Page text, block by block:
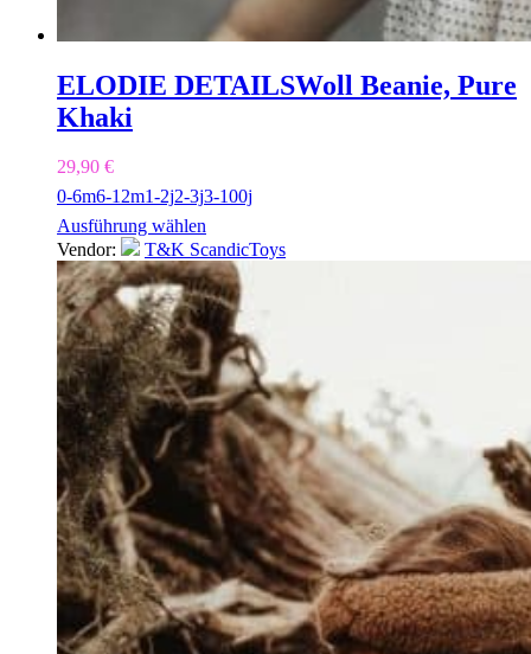
ELODIE DETAILSWoll Beanie, Pure
Khaki
29,90 €
0-6m6-12m1-2j2-3j3-100j
Ausführung wählen
Vendor:
T&K ScandicToys